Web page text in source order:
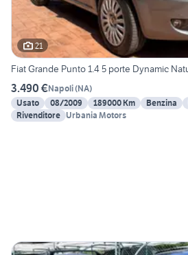
21
Fiat Grande Punto 1.4 5 porte Dynamic
3.490 €Napoli(NA)
Usato
08/2009 189000 Km Benzina
Rivenditore Urbania Motors